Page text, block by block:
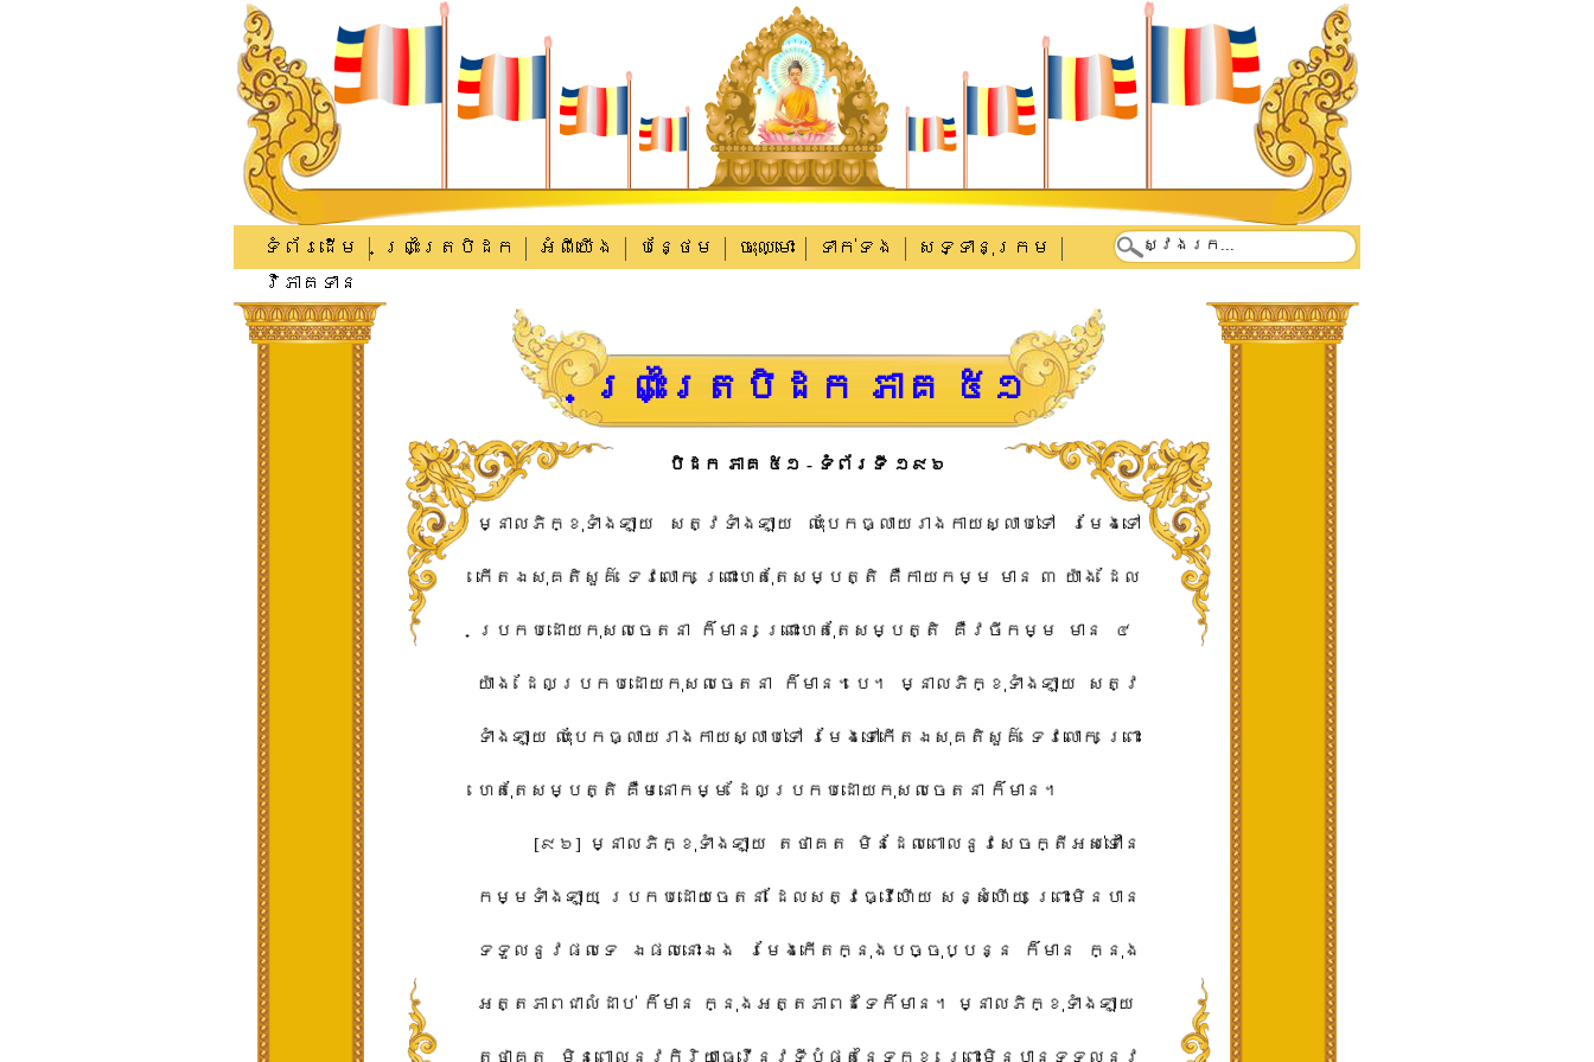
ទំព័រដើម ព្រះត្រៃបិដក អំពីយើង បន្ថែម ចុះឈ្មោះ ទាក់​ទង
សទ្ទានុក្រម
វិភាគទាន
ព្រះត្រៃបិដក ភាគ ៥១
បិដក ភាគ ៥១ - ទំព័រទី ១៩៦
​ម្នាល​ភិក្ខុ​ទាំងឡាយ​ ​សត្វ​ទាំងឡាយ​ ​លុះ​បែកធ្លាយ​រាងកាយ​ស្លាប់​ទៅ​ ​រមែង​ទៅ​
កើត​ឯ​សុគតិ​សួគ៌​ ​ទេវលោក​ ​ព្រោះហេតុតែ​សម្បត្តិ​ ​គឺ​កាយ​កម្ម​ ​មាន​ ​៣​ ​យ៉ាង​ ​ដែល​
ប្រកបដោយ​កុសល​ចេតនា​ ​ក៏​មាន​ ​ព្រោះហេតុតែ​សម្បត្តិ​ ​គឺ​វចីកម្ម​ ​មាន​ ​៤​ ​
យ៉ាង​ ​ដែល​ប្រកបដោយ​កុសល​ចេតនា​ ​ក៏​មាន​។​បេ​។​ ​ម្នាល​ភិក្ខុ​ទាំងឡាយ​ ​សត្វ​
ទាំងឡាយ​ ​លុះ​បែកធ្លាយ​រាងកាយ​ស្លាប់​ទៅ​ ​រមែង​ទៅ​កើត​ឯ​សុគតិ​សួគ៌​ ​ទេវលោក​ ​ព្រោះ
ហេតុតែ​សម្បត្តិ​ ​គឺ​មនោ​កម្ម​ ​ដែល​ប្រកបដោយ​កុសល​ចេតនា​ ​ក៏​មាន​។​
[​៩៦​]​ ​ម្នាល​ភិក្ខុ​ទាំងឡាយ​ ​តថាគត​ ​មិនដែល​ពោល​នូវ​សេចក្តី​អស់​ទៅ​នៃ​
កម្ម​ទាំងឡាយ​ ​ប្រកបដោយ​ចេតនា​ ​ដែល​សត្វ​ធ្វើ​ហើយ​ ​សន្សំ​ហើយ​ ​ព្រោះ​មិនបាន​
ទទួល​នូវ​ផល​ទេ​ ​ឯ​ផល​នោះ​ឯង​ ​រមែង​កើត​ក្នុង​បច្ចុប្បន្ន​ ​ក៏​មាន​ ​ក្នុង​
អត្តភាព​ជាលំដាប់​ ​ក៏​មាន​ ​ក្នុង​អត្តភាព​ដទៃ​ក៏​មាន​។​ ​ម្នាល​ភិក្ខុ​ទាំងឡាយ​ ​
តថាគត​ ​មិន​ពោល​នូវ​កិរិយា​ធ្វើ​នូវ​ទីបំផុត​នៃ​ទុក្ខ​ ​ព្រោះ​មិនបាន​ទទួល​នូវ​